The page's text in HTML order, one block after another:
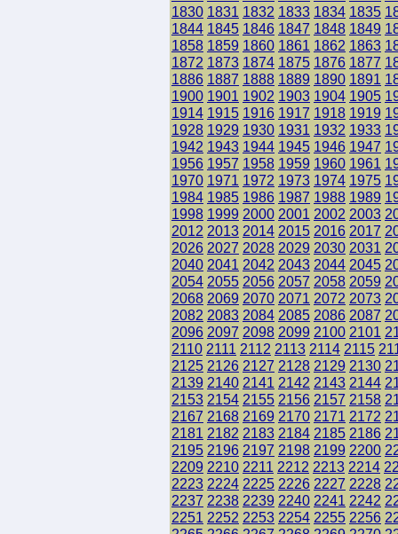
1830 1831 1832 1833 1834 1835
1844 1845 1846 1847 1848 1849
1858 1859 1860 1861 1862 1863
1872 1873 1874 1875 1876 1877
1886 1887 1888 1889 1890 1891
1900 1901 1902 1903 1904 1905
1914 1915 1916 1917 1918 1919
1928 1929 1930 1931 1932 1933
1942 1943 1944 1945 1946 1947
1956 1957 1958 1959 1960 1961
1970 1971 1972 1973 1974 1975
1984 1985 1986 1987 1988 1989
1998 1999 2000 2001 2002 2003
2012 2013 2014 2015 2016 2017
2026 2027 2028 2029 2030 2031
2040 2041 2042 2043 2044 2045
2054 2055 2056 2057 2058 2059
2068 2069 2070 2071 2072 2073
2082 2083 2084 2085 2086 2087
2096 2097 2098 2099 2100 2101
2110 2111 2112 2113 2114 2115
2125 2126 2127 2128 2129 2130
2139 2140 2141 2142 2143 2144
2153 2154 2155 2156 2157 2158
2167 2168 2169 2170 2171 2172
2181 2182 2183 2184 2185 2186
2195 2196 2197 2198 2199 2200
2209 2210 2211 2212 2213 2214
2223 2224 2225 2226 2227 2228
2237 2238 2239 2240 2241 2242
2251 2252 2253 2254 2255 2256